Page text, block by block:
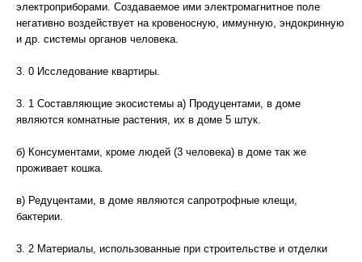
электроприборами. Создаваемое ими электромагнитное поле
негативно воздействует на кровеносную, иммунную, эндокринную
и др. системы органов человека.
3. 0 Исследование квартиры.
3. 1 Составляющие экосистемы а) Продуцентами, в доме
являются комнатные растения, их в доме 5 штук.
б) Консументами, кроме людей (3 человека) в доме так же
проживает кошка.
в) Редуцентами, в доме являются сапротрофные клещи,
бактерии.
3. 2 Материалы, использованные при строительстве и отделки